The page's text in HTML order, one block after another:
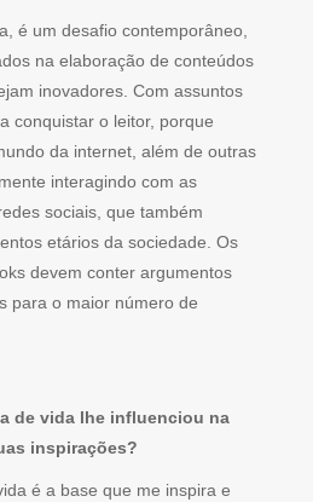
é um desafio contemporâneo,
na elaboração de conteúdos
inovadores. Com assuntos
conquistar o leitor, porque
da internet, além de outras
interagindo com as
sociais, que também
etários da sociedade. Os
devem conter argumentos
para o maior número de
de vida lhe influenciou na
inspirações?
é a base que me inspira e